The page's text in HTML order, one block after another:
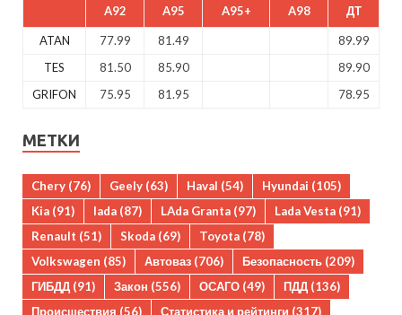
A92 A95 A95+ A98 ДТ
ATAN 77.99 81.49
89.99
TES
81.50 85.90
89.90
GRIFON
75.95 81.95 78.95
МЕТКИ
Chery (76) Geely (63) Haval (54) Hyundai (105)
Kia (91) lada (87) LAda Granta (97) Lada Vesta (91)
Renault (51) Skoda (69) Toyota (78)
Volkswagen (85) Автоваз (706) Безопасность (209)
ГИБДД (91) Закон (556) ОСАГО (49) ПДД (136)
Происшествия (56) Статистика и рейтинги (317)